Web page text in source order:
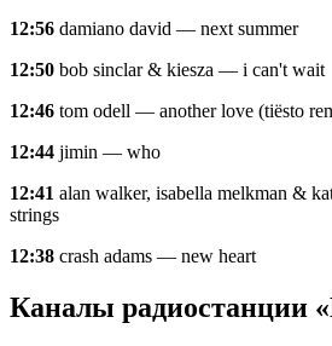
12:56 damiano david — next summer
12:50 bob sinclar & kiesza — i can't wait
12:46 tom odell — another love (tiësto
12:44 jimin — who
12:41 alan walker, isabella melkman &
strings
12:38 crash adams — new heart
Каналы радиостанции